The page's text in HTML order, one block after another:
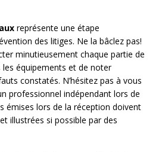
représente une étape
des litiges. Ne la bâclez pas!
minutieusement chaque partie de
les équipements et de noter
constatés. N’hésitez pas à vous
professionnel indépendant lors de
émises lors de la réception doivent
illustrées si possible par des